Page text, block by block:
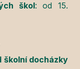
škol: od 15.
školní docházky